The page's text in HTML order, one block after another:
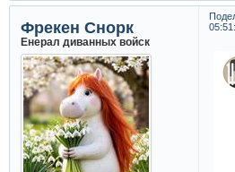
Фрекен Снорк
Енерал диванных войск